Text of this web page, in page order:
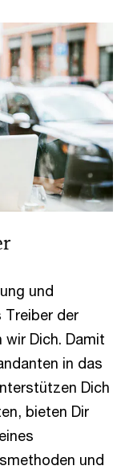
und
Treiber der
Dich. Damit
in das
Dich
bieten Dir
und